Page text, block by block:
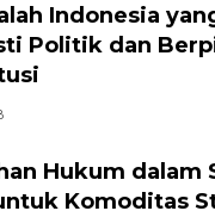
Indonesia
Politik dan
Hukum dalam
Komoditas